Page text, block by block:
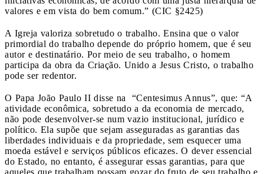
valores e em vista do bem comum.” (CIC §2425)
A Igreja valoriza sobretudo o trabalho. Ensina que o valor
primordial do trabalho depende do próprio homem, que é seu
autor e destinatário. Por meio de seu trabalho, o homem
participa da obra da Criação. Unido a Jesus Cristo, o trabalho
pode ser redentor.
O Papa João Paulo II disse na “Centesimus Annus”, que: “A
atividade econômica, sobretudo a da economia de mercado,
não pode desenvolver-se num vazio institucional, jurídico e
político. Ela supõe que sejam asseguradas as garantias das
liberdades individuais e da propriedade, sem esquecer uma
moeda estável e serviços públicos eficazes. O dever essencial
do Estado, no entanto, é assegurar essas garantias, para que
aqueles que trabalham possam gozar do fruto de seu trabalho e